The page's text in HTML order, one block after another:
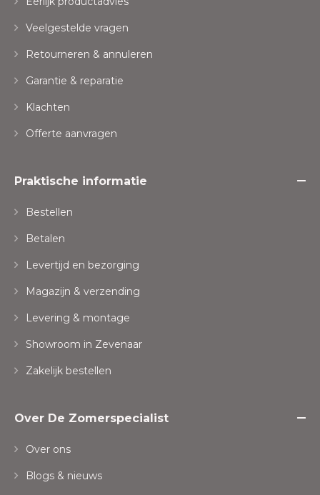
Veelgestelde vragen
Retourneren & annuleren
Garantie & reparatie
Klachten
Offerte aanvragen
Praktische informatie
Bestellen
Betalen
Levertijd en bezorging
Magazijn & verzending
Levering & montage
Showroom in Zevenaar
Zakelijk bestellen
Over De Zomerspecialist
Over ons
Blogs & nieuws